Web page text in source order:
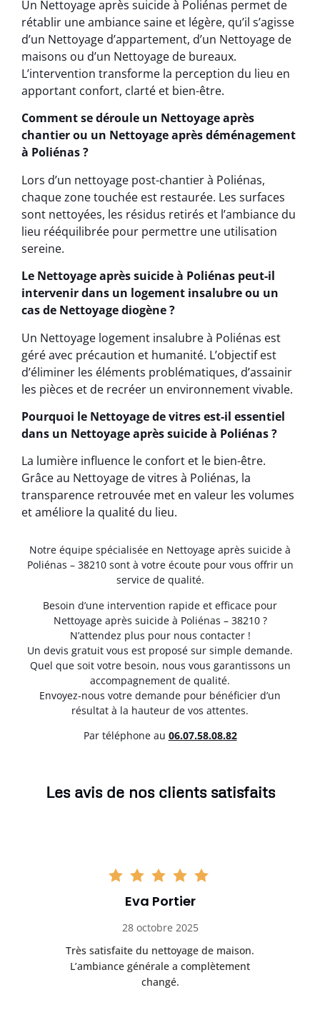
Un Nettoyage après suicide à Poliénas permet de
rétablir une ambiance saine et légère, qu’il s’agisse
d’un Nettoyage d’appartement, d’un Nettoyage de
maisons ou d’un Nettoyage de bureaux.
L’intervention transforme la perception du lieu en
apportant confort, clarté et bien-être.
Comment se déroule un Nettoyage après
chantier ou un Nettoyage après déménagement
à Poliénas ?
Lors d’un nettoyage post-chantier à Poliénas,
chaque zone touchée est restaurée. Les surfaces
sont nettoyées, les résidus retirés et l’ambiance du
lieu rééquilibrée pour permettre une utilisation
sereine.
Le Nettoyage après suicide à Poliénas peut-il
intervenir dans un logement insalubre ou un
cas de Nettoyage diogène ?
Un Nettoyage logement insalubre à Poliénas est
géré avec précaution et humanité. L’objectif est
d’éliminer les éléments problématiques, d’assainir
les pièces et de recréer un environnement vivable.
Pourquoi le Nettoyage de vitres est-il essentiel
dans un Nettoyage après suicide à Poliénas ?
La lumière influence le confort et le bien-être.
Grâce au Nettoyage de vitres à Poliénas, la
transparence retrouvée met en valeur les volumes
et améliore la qualité du lieu.
Notre équipe spécialisée en Nettoyage après suicide à
Poliénas – 38210 sont à votre écoute pour vous offrir un
service de qualité.
Besoin d’une intervention rapide et efficace pour
Nettoyage après suicide à Poliénas – 38210 ?
N’attendez plus pour nous contacter !
Un devis gratuit vous est proposé sur simple demande.
Quel que soit votre besoin, nous vous garantissons un
accompagnement de qualité.
Envoyez-nous votre demande pour bénéficier d’un
résultat à la hauteur de vos attentes.
Par téléphone au 06.07.58.08.82
Les avis de nos clients satisfaits
Eva Portier
28 octobre 2025
Très satisfaite du nettoyage de maison.
L’ambiance générale a complètement
changé.